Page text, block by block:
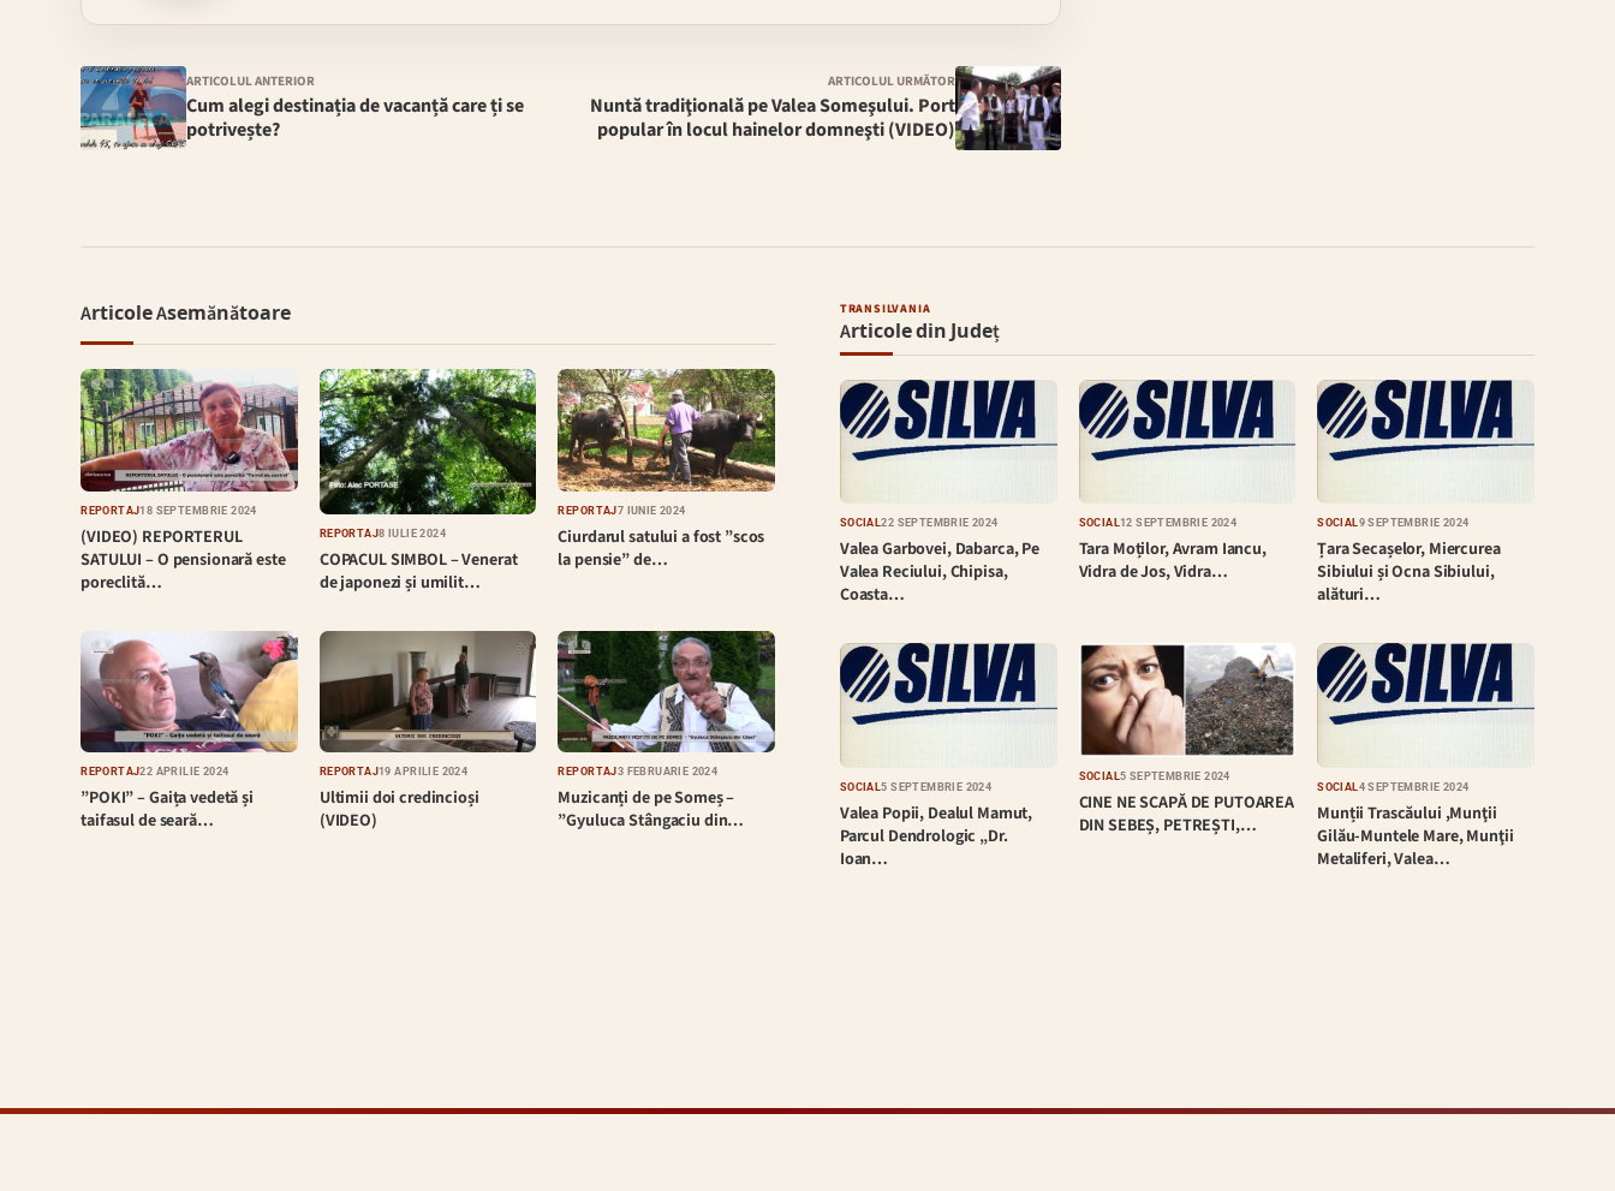
ARTICOLUL ANTERIOR
Cum alegi destinația de vacanță care ți se
potrivește?
ARTICOLUL URMĂTOR
Nuntă tradiţională pe Valea Someşului. Port
popular în locul hainelor domneşti (VIDEO)
Articole Asemănătoare
REPORTAJ18 SEPTEMBRIE 2024
(VIDEO) REPORTERUL
SATULUI – O pensionară este
poreclită…
REPORTAJ8 IULIE 2024
COPACUL SIMBOL – Venerat
de japonezi și umilit…
REPORTAJ7 IUNIE 2024
Ciurdarul satului a fost ”scos
la pensie” de…
REPORTAJ22 APRILIE 2024
”POKI” – Gaița vedetă și
taifasul de seară…
REPORTAJ19 APRILIE 2024
Ultimii doi credincioși
(VIDEO)
REPORTAJ3 FEBRUARIE 2024
Muzicanți de pe Someș –
”Gyuluca Stângaciu din…
TRANSILVANIA
Articole din Județ
SOCIAL22 SEPTEMBRIE 2024
Valea Garbovei, Dabarca, Pe
Valea Reciului, Chipisa,
Coasta…
SOCIAL12 SEPTEMBRIE 2024
Tara Moților, Avram Iancu,
Vidra de Jos, Vidra…
SOCIAL9 SEPTEMBRIE 2024
Țara Secașelor, Miercurea
Sibiului și Ocna Sibiului,
alături…
SOCIAL5 SEPTEMBRIE 2024
Valea Popii, Dealul Mamut,
Parcul Dendrologic „Dr.
Ioan…
SOCIAL5 SEPTEMBRIE 2024
CINE NE SCAPĂ DE PUTOAREA
DIN SEBEȘ, PETREȘTI,…
SOCIAL 4 SEPTEMBRIE 2024
Munții Trascăului ,Munţii
Gilău-Muntele Mare, Munţii
Metaliferi, Valea…